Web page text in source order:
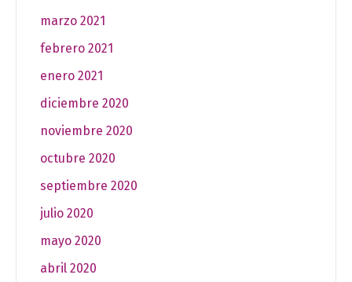
marzo 2021
febrero 2021
enero 2021
diciembre 2020
noviembre 2020
octubre 2020
septiembre 2020
julio 2020
mayo 2020
abril 2020